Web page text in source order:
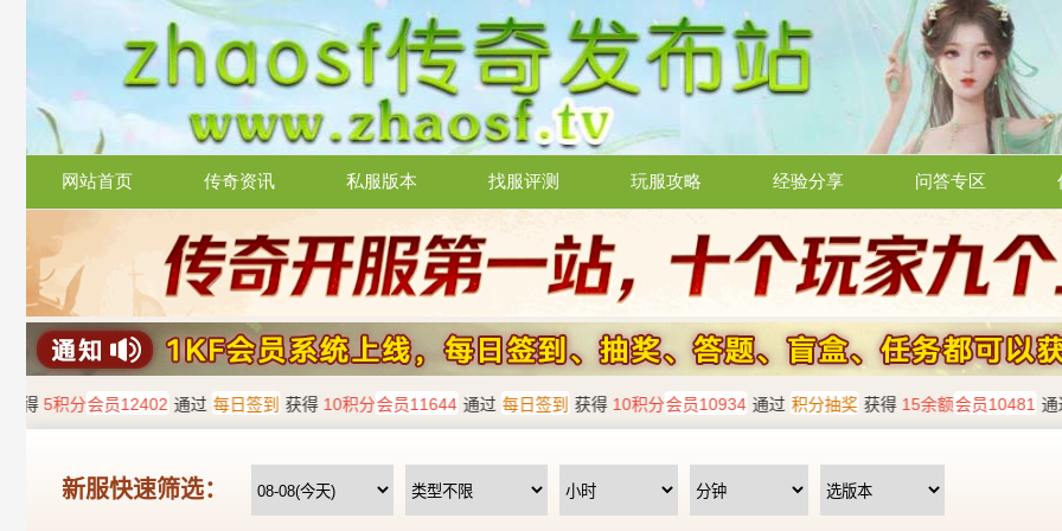
网站首页 传奇资讯 私服版本 找服评测 玩服攻略 经验分享 问答专区